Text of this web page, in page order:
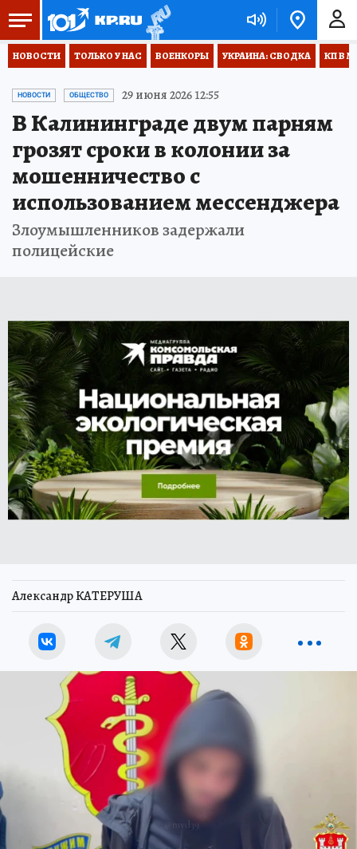
НОВОСТИ ТОЛЬКО У НАС ВОЕНКОРЫ УКРАИНА: СВОДКА КП В
НОВОСТИ ОБЩЕСТВО 29 июня 2026 12:55
В Калининграде двум парням
грозят сроки в колонии за
мошенничество с
использованием мессенджера
Злоумышленников задержали
полицейские
Александр КАТЕРУША